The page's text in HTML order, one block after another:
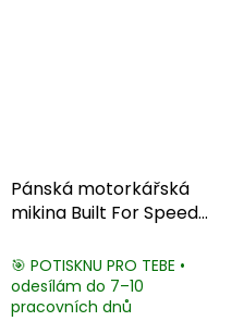
Pánská motorkářská
mikina Built For Speed
🎯 POTISKNU PRO TEBE •
odesílám do 7–10
pracovních dnů